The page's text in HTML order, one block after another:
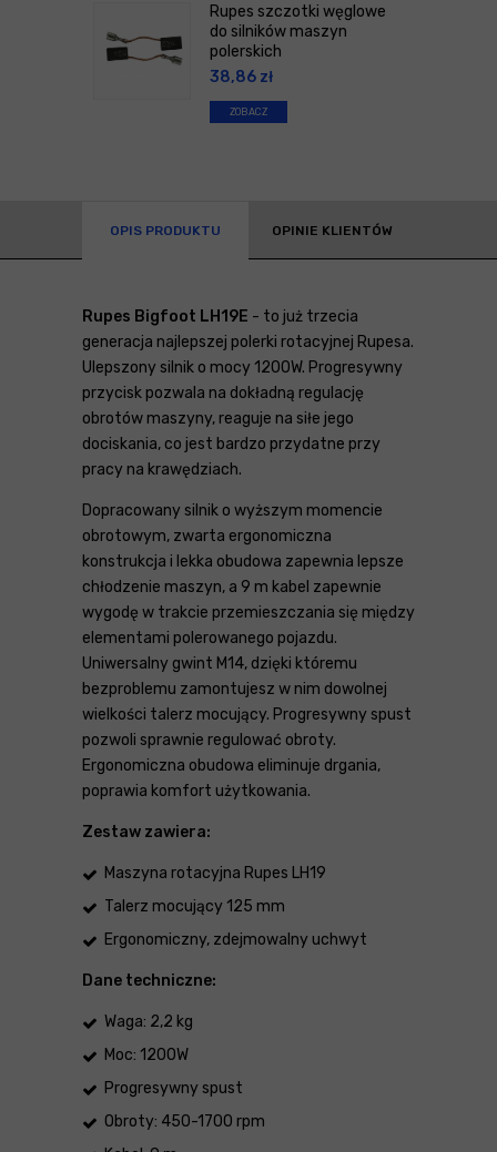
Rupes szczotki węglowe
do silników maszyn
polerskich
38,86 zł
ZOBACZ
OPIS PRODUKTU OPINIE KLIENTÓW
Rupes Bigfoot LH19E - to już trzecia
generacja najlepszej polerki rotacyjnej Rupesa.
Ulepszony silnik o mocy 1200W. Progresywny
przycisk pozwala na dokładną regulację
obrotów maszyny, reaguje na siłe jego
dociskania, co jest bardzo przydatne przy
pracy na krawędziach.
Dopracowany silnik o wyższym momencie
obrotowym, zwarta ergonomiczna
konstrukcja i lekka obudowa zapewnia lepsze
chłodzenie maszyn, a 9 m kabel zapewnie
wygodę w trakcie przemieszczania się między
elementami polerowanego pojazdu.
Uniwersalny gwint M14, dzięki któremu
bezproblemu zamontujesz w nim dowolnej
wielkości talerz mocujący. Progresywny spust
pozwoli sprawnie regulować obroty.
Ergonomiczna obudowa eliminuje drgania,
poprawia komfort użytkowania.
Zestaw zawiera:
Maszyna rotacyjna Rupes LH19
Talerz mocujący 125 mm
Ergonomiczny, zdejmowalny uchwyt
Dane techniczne:
Waga: 2,2 kg
Moc: 1200W
Progresywny spust
Obroty: 450-1700 rpm